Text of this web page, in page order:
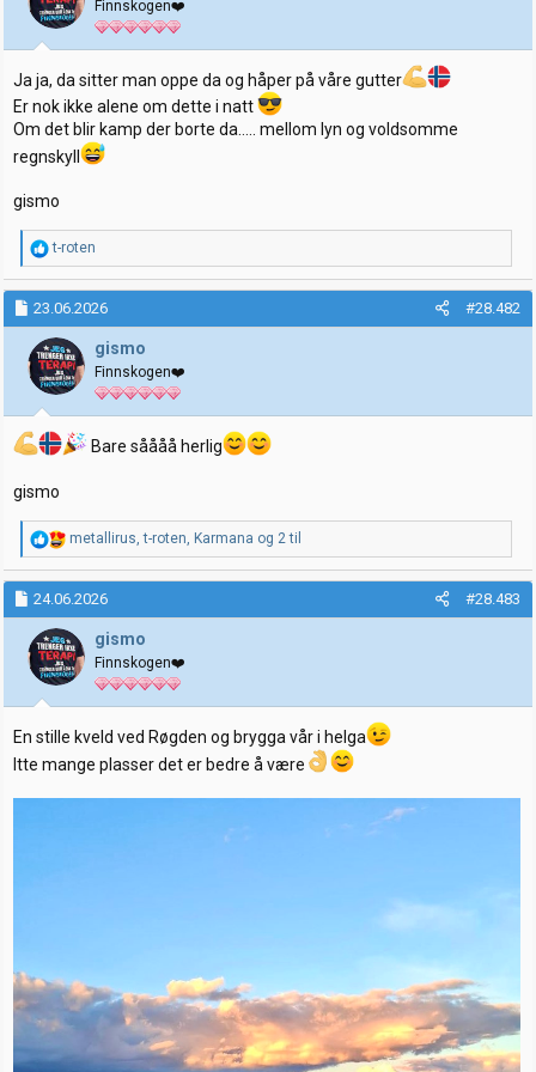
Finnskogen❤️
Ja ja, da sitter man oppe da og håper på våre gutter
Er nok ikke alene om dette i natt
Om det blir kamp der borte da….. mellom lyn og voldsomme
regnskyll
gismo
R
e
a
k
s
j
o
n
e
r
:
t-roten
23.06.2026 #28.482
gismo
Finnskogen❤️
Bare såååå herlig
gismo
R
e
a
k
s
j
o
n
r
metallirus,t-roten, Karmana og 2 til
24.06.2026 #28.483
gismo
Finnskogen❤️
En stille kveld ved Røgden og brygga vår i helga
Itte mange plasser det er bedre å være